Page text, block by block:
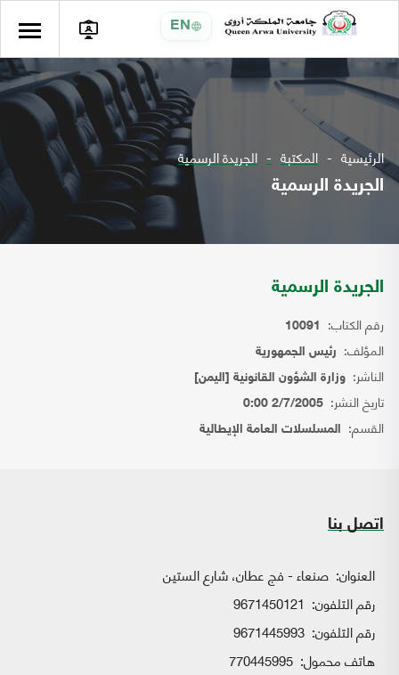
EN
الرئيسية المكتبة الجريدة الرسمية
الجريدة الرسمية
الجريدة الرسمية
رقم الكتاب: 10091
المؤلف: رئيس الجمهورية
الناشر: وزارة الشؤون القانونية [اليمن]
تاريخ النشر: 2/7/2005 0:00
القسم: المسلسلات العامة الإيطالية
اتصل بنا
العنوان: صنعاء - فج عطان، شارع الستين
رقم التلفون: 9671450121
رقم التلفون: 9671445993
هاتف محمول: 770445995